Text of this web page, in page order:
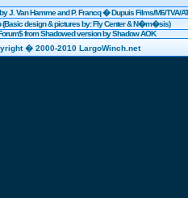
J. Van Hamme and P. Francq �DupuisFilms/M6/TVA/
design & pictures by: Fly Center & N�m�sis)
from Shadowed version by Shadow AOK
� 2000-2010 LargoWinch.net